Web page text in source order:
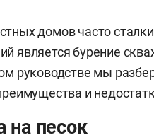
домов часто
являетсябурение
руководстве мы
и
на песок